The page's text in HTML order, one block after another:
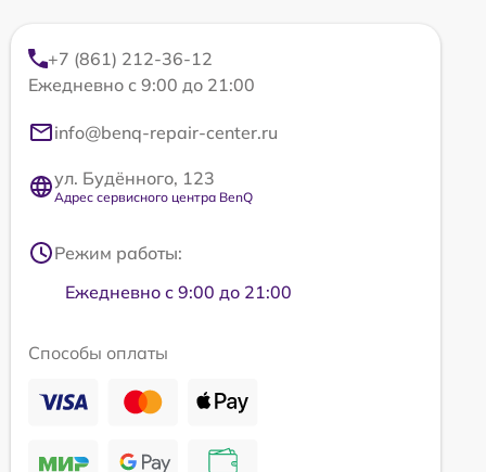
+7 (861) 212-36-12
Ежедневно с 9:00 до 21:00
info@benq-repair-center.ru
ул. Будённого, 123
Адрес сервисного центра BenQ
Режим работы:
Ежедневно с 9:00 до 21:00
Способы оплаты